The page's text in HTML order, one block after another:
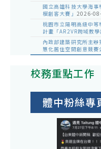
國立高雄科技大學海
模創客大賽」 2026-
桃園市立陽明高級中
計畫「AR2VR跨域教學
內政部建築研究所主
慧化居住空間創意競
校務重點工作
體中粉絲專